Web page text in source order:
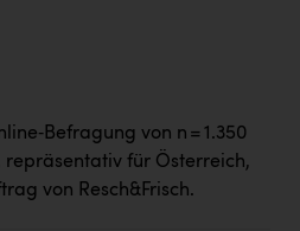
von n = 1.350
repräsentativ für Österreich,
von Resch&Frisch.